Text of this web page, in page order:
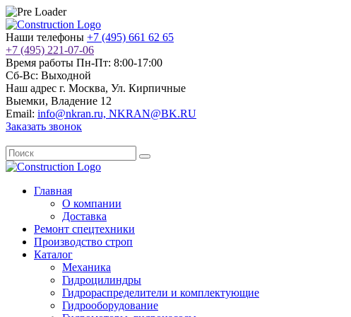
Наши телефоны +7 (495) 661 62 65
+7 (495) 221-07-06
Время работы Пн-Пт: 8:00-17:00
Сб-Вс: Выходной
Наш адрес г. Москва, Ул. Кирпичные
Выемки, Владение 12
Email: info@nkran.ru, NKRAN@BK.RU
Заказать звонок
Главная
О компании
Доставка
Ремонт спецтехники
Производство строп
Каталог
Механика
Гидроцилиндры
Гидрораспределители и комплектующие
Гидрооборудование